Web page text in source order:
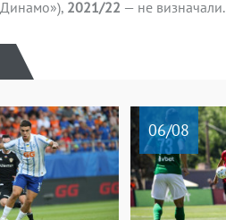
2021/22 — не визначали.
06/08